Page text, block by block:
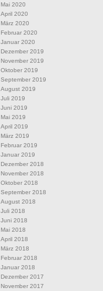
Mai 2020
April 2020
März 2020
Februar 2020
Januar 2020
Dezember 2019
November 2019
Oktober 2019
September 2019
August 2019
Juli 2019
Juni 2019
Mai 2019
April 2019
März 2019
Februar 2019
Januar 2019
Dezember 2018
November 2018
Oktober 2018
September 2018
August 2018
Juli 2018
Juni 2018
Mai 2018
April 2018
März 2018
Februar 2018
Januar 2018
Dezember 2017
November 2017